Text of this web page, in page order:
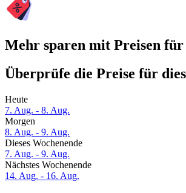
Mehr sparen mit Preisen
Überprüfe die Preise für
Heute
7. Aug. - 8. Aug.
Morgen
8. Aug. - 9. Aug.
Dieses Wochenende
7. Aug. - 9. Aug.
Nächstes Wochenende
14. Aug. - 16. Aug.